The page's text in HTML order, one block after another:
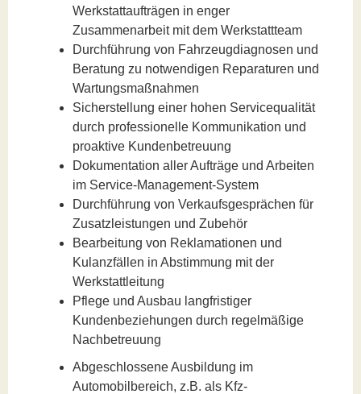
Werkstattaufträgen in enger
Zusammenarbeit mit dem Werkstattteam
Durchführung von Fahrzeugdiagnosen und
Beratung zu notwendigen Reparaturen und
Wartungsmaßnahmen
Sicherstellung einer hohen Servicequalität
durch professionelle Kommunikation und
proaktive Kundenbetreuung
Dokumentation aller Aufträge und Arbeiten
im Service-Management-System
Durchführung von Verkaufsgesprächen für
Zusatzleistungen und Zubehör
Bearbeitung von Reklamationen und
Kulanzfällen in Abstimmung mit der
Werkstattleitung
Pflege und Ausbau langfristiger
Kundenbeziehungen durch regelmäßige
Nachbetreuung
Abgeschlossene Ausbildung im
Automobilbereich, z.B. als Kfz-